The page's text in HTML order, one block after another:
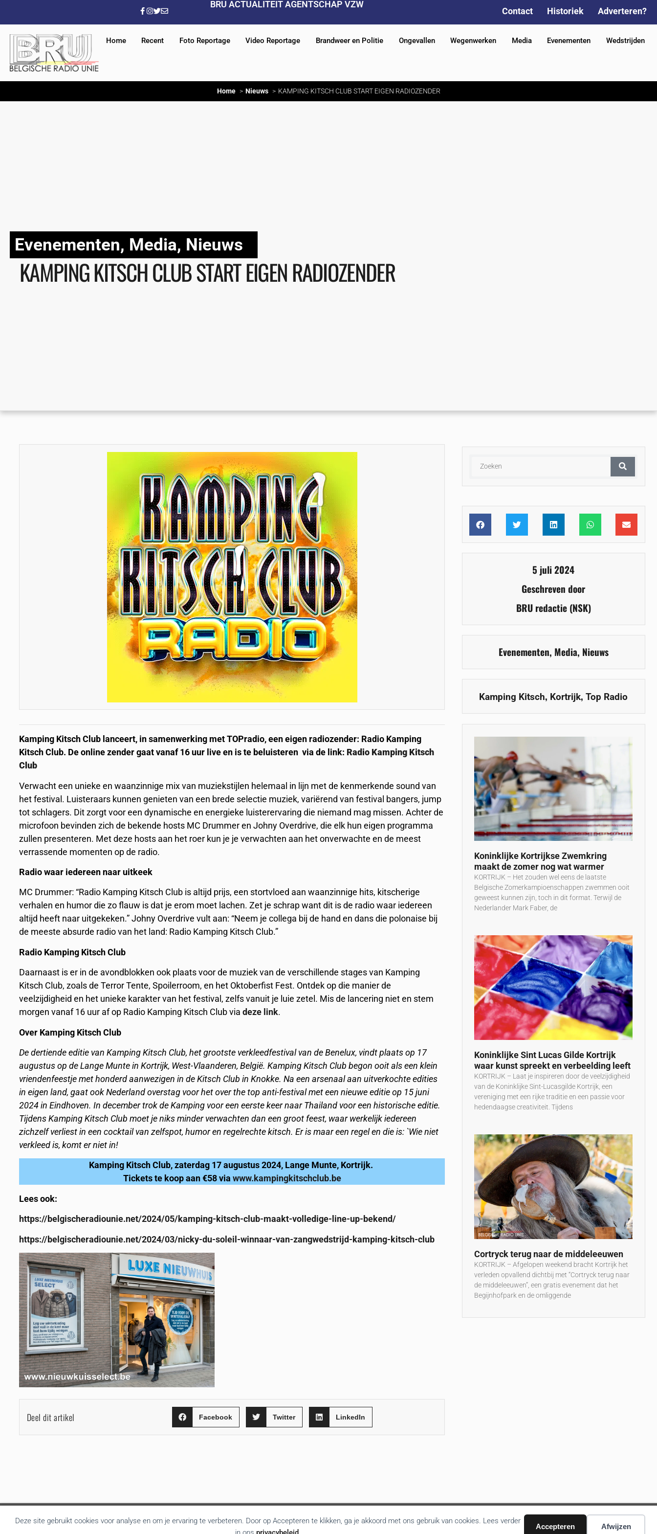
Deze site gebruikt cookies voor analyse en om je ervaring te verbeteren. Door op Accepteren te klikken, ga je akkoord met ons gebruik van cookies. Lees verder
Accepteren Afwijzen
BRU ACTUALITEIT AGENTSCHAP VZW
Contact Historiek Adverteren?
Home Recent Foto Reportage Video Reportage Brandweer en Politie Ongevallen Wegenwerken Media Evenementen Wedstrijden
Home Nieuws KAMPING KITSCH CLUB START EIGEN RADIOZENDER
Evenementen, Media, Nieuws
KAMPING KITSCH CLUB START EIGEN RADIOZENDER
Kamping Kitsch Club lanceert, in samenwerking met TOPradio, een eigen radiozender: Radio Kamping
Kitsch Club. De online zender gaat vanaf 16 uur live en is te beluisteren via de link: Radio Kamping Kitsch
Club
Verwacht een unieke en waanzinnige mix van muziekstijlen helemaal in lijn met de kenmerkende sound van
het festival. Luisteraars kunnen genieten van een brede selectie muziek, variërend van festival bangers, jump
tot schlagers. Dit zorgt voor een dynamische en energieke luisterervaring die niemand mag missen. Achter de
microfoon bevinden zich de bekende hosts MC Drummer en Johny Overdrive, die elk hun eigen programma
zullen presenteren. Met deze hosts aan het roer kun je je verwachten aan het onverwachte en de meest
verrassende momenten op de radio.
Radio waar iedereen naar uitkeek
MC Drummer: “Radio Kamping Kitsch Club is altijd prijs, een stortvloed aan waanzinnige hits, kitscherige
verhalen en humor die zo flauw is dat je erom moet lachen. Zet je schrap want dit is de radio waar iedereen
altijd heeft naar uitgekeken.” Johny Overdrive vult aan: “Neem je collega bij de hand en dans die polonaise bij
de meeste absurde radio van het land: Radio Kamping Kitsch Club.”
Radio Kamping Kitsch Club
Daarnaast is er in de avondblokken ook plaats voor de muziek van de verschillende stages van Kamping
Kitsch Club, zoals de Terror Tente, Spoilerroom, en het Oktoberfist Fest. Ontdek op die manier de
veelzijdigheid en het unieke karakter van het festival, zelfs vanuit je luie zetel. Mis de lancering niet en stem
morgen vanaf 16 uur af op Radio Kamping Kitsch Club viadeze link.
Over Kamping Kitsch Club
De dertiende editie van Kamping Kitsch Club, het grootste verkleedfestival van de Benelux, vindt plaats op 17
augustus op de Lange Munte in Kortrijk, West-Vlaanderen, België. Kamping Kitsch Club begon ooit als een klein
vriendenfeestje met honderd aanwezigen in de Kitsch Club in Knokke. Na een arsenaal aan uitverkochte edities
in eigen land, gaat ook Nederland overstag voor het over the top anti-festival met een nieuwe editie op 15 juni
2024 in Eindhoven. In december trok de Kamping voor een eerste keer naar Thailand voor een historische editie.
Tijdens Kamping Kitsch Club moet je niks minder verwachten dan een groot feest, waar werkelijk iedereen
zichzelf verliest in een cocktail van zelfspot, humor en regelrechte kitsch. Er is maar een regel en die is: `Wie niet
verkleed is, komt er niet in!
Kamping Kitsch Club, zaterdag 17 augustus 2024, Lange Munte, Kortrijk.
Tickets te koop aan €58 via www.kampingkitschclub.be
Lees ook:
https://belgischeradiounie.net/2024/05/kamping-kitsch-club-maakt-volledige-line-up-bekend/
https://belgischeradiounie.net/2024/03/nicky-du-soleil-winnaar-van-zangwedstrijd-kamping-kitsch-club
Deel dit artikel Facebook Twitter LinkedIn
5 juli 2024
Geschreven door
BRU redactie (NSK)
Evenementen, Media, Nieuws
Kamping Kitsch, Kortrijk,Top Radio
Koninklijke Kortrijkse Zwemkring
maakt de zomer nog wat warmer
KORTRIJK – Het zouden wel eens de laatste
Belgische Zomerkampioenschappen zwemmen ooit
geweest kunnen zijn, toch in dit format. Terwijl de
Nederlander Mark Faber, de
Koninklijke Sint Lucas Gilde Kortrijk
waar kunst spreekt en verbeelding leeft
KORTRIJK – Laat je inspireren door de veelzijdigheid
van de Koninklijke Sint-Lucasgilde Kortrijk, een
vereniging met een rijke traditie en een passie voor
hedendaagse creativiteit. Tijdens
Cortryck terug naar de middeleeuwen
KORTRIJK – Afgelopen weekend bracht Kortrijk het
verleden opvallend dichtbij met “Cortryck terug naar
de middeleeuwen”, een gratis evenement dat het
Begijnhofpark en de omliggende